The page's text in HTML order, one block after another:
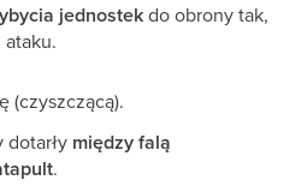
jednostekdo obrony tak,
(czyszczącą).
dotarły między falą
.